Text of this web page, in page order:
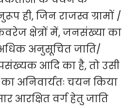
ही, जिन राजस्व ग्रामों /
क्षेत्रों में, जनसंख्या का
अधिक अनुसूचित जाति/
आदि का है, तो उसी
अनिवार्यतः चयन किया
आरक्षित वर्ग हेतु जाति